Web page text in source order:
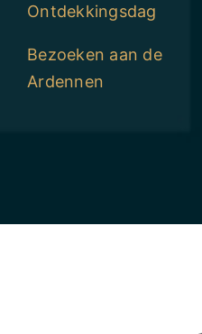
Ontdekkingsdag
Bezoeken aan de
Ardennen